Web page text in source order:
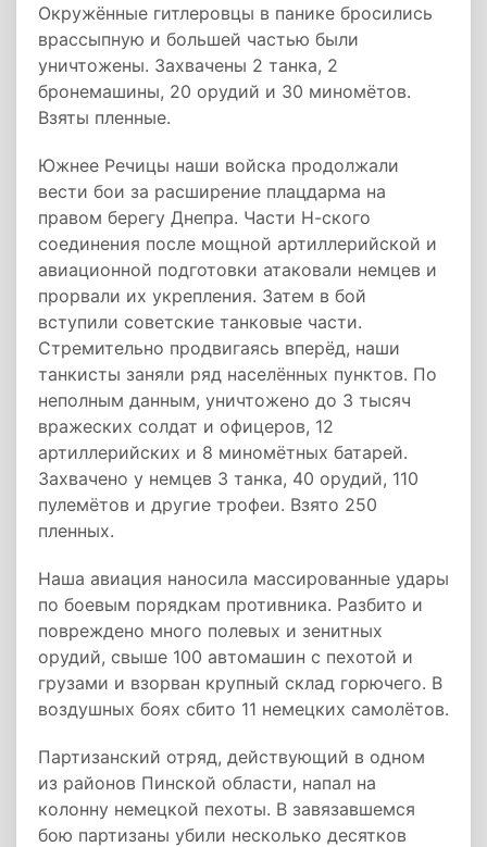
Окружённые гитлеровцы в панике бросились
врассыпную и большей частью были
уничтожены. Захвачены 2 танка, 2
бронемашины, 20 орудий и 30 миномётов.
Взяты пленные.
Южнее Речицы наши войска продолжали
вести бои за расширение плацдарма на
правом берегу Днепра. Части Н-ского
соединения после мощной артиллерийской и
авиационной подготовки атаковали немцев и
прорвали их укрепления. Затем в бой
вступили советские танковые части.
Стремительно продвигаясь вперёд, наши
танкисты заняли ряд населённых пунктов. По
неполным данным, уничтожено до 3 тысяч
вражеских солдат и офицеров, 12
артиллерийских и 8 миномётных батарей.
Захвачено у немцев 3 танка, 40 орудий, 110
пулемётов и другие трофеи. Взято 250
пленных.
Наша авиация наносила массированные удары
по боевым порядкам противника. Разбито и
повреждено много полевых и зенитных
орудий, свыше 100 автомашин с пехотой и
грузами и взорван крупный склад горючего. В
воздушных боях сбито 11 немецких самолётов.
Партизанский отряд, действующий в одном
из районов Пинской области, напал на
колонну немецкой пехоты. В завязавшемся
бою партизаны убили несколько десятков